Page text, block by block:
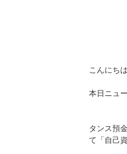
こんにち
本日ニュ
タンス預
て「自己